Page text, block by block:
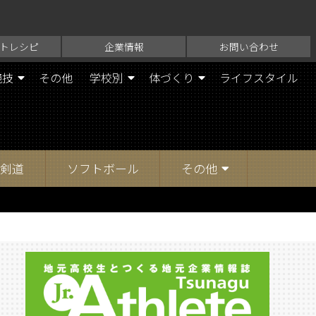
レシピ 企業情報 お問い合わせ
その他 学校別 体づくり ライフスタイル
剣道 ソフトボール その他